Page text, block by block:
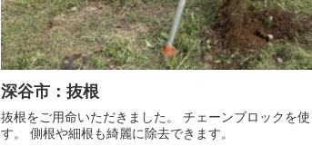
深谷市：抜根
抜根をご用命いただきました。 チェーンブロックを使って、根を引き上げて木を抜きま
す。 側根や細根も綺麗に除去できます。